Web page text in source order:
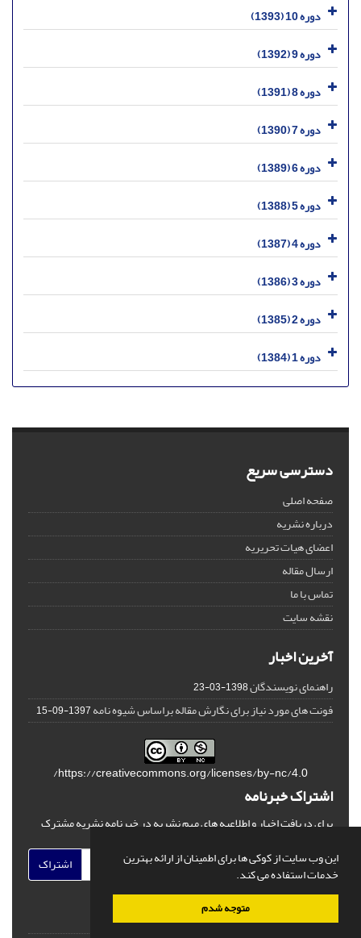
این وب سایت از کوکی ها برای اطمینان از ارائه بهترین
خدمات استفاده می کند.
متوجه شدم
دوره 10 (1393)
دوره 9 (1392)
دوره 8 (1391)
دوره 7 (1390)
دوره 6 (1389)
دوره 5 (1388)
دوره 4 (1387)
دوره 3 (1386)
دوره 2 (1385)
دوره 1 (1384)
دسترسی سریع
صفحه اصلی
درباره نشریه
اعضای هیات تحریریه
ارسال مقاله
تماس با ما
نقشه سایت
آخرین اخبار
راهنمای نویسندگان1398-03-23
فونت های مورد نیاز برای نگارش مقاله براساس شیوه نامه1397-09-15
https://creativecommons.org/licenses/by-nc/4.0/
اشتراک خبرنامه
برای دریافت اخبار و اطلاعیه های مهم نشریه در خبرنامه نشریه مشترک
اشتراک